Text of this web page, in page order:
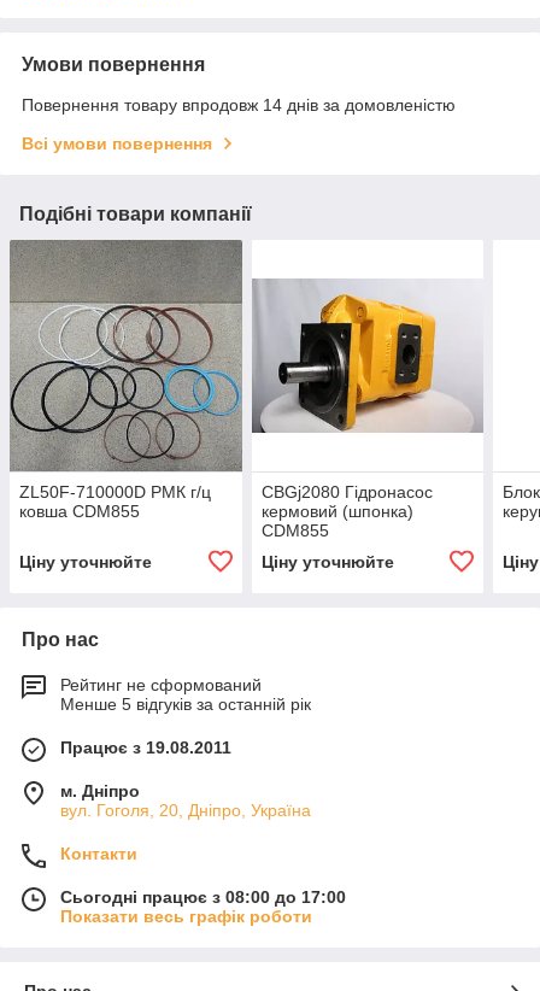
Умови повернення
Повернення товару впродовж 14 днів за домовленістю
Всі умови повернення
Подібні товари компанії
ZL50F-710000D РМК г/ц
ковша CDM855
Ціну уточнюйте
CBGj2080 Гідронасос
кермовий (шпонка)
CDM855
Ціну уточнюйте
Про нас
Рейтинг не сформований
Менше 5 відгуків за останній рік
Працює з 19.08.2011
м. Дніпро
вул. Гоголя, 20, Дніпро, Україна
Контакти
Сьогодні працює з 08:00 до 17:00
Показати весь графік роботи